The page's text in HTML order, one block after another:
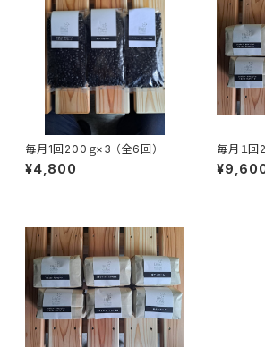
毎月1回200ｇ×3 （全6回）
¥4,800
毎月１
（全6回）